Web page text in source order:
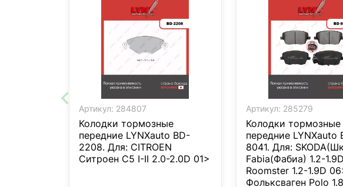
Артикул: 284807
Колодки тормозные
передние LYNXauto BD-
2208. Для: CITROEN
Ситроен C5 I-II 2.0-2.0D 01>
Артикул: 285279
Колодки тормозные
передние LYNXauto
8041. Для:
Fabia(Фабиа) 1.2-
Roomster 1.2-1.9D
Фольксваген Polo